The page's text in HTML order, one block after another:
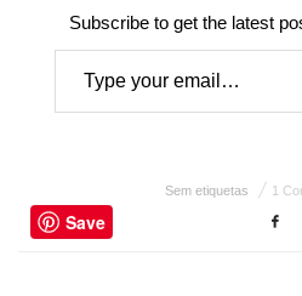
Subscribe to get the latest
Type your email…
Sem etiquetas 1
Save